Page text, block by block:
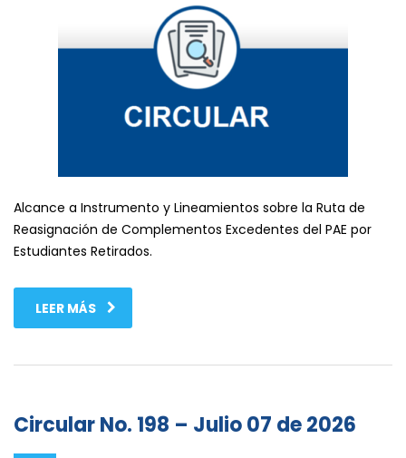
Alcance a Instrumento y Lineamientos sobre la Ruta de
Reasignación de Complementos Excedentes del PAE por
Estudiantes Retirados.
LEER MÁS
Circular No. 198 – Julio 07 de 2026